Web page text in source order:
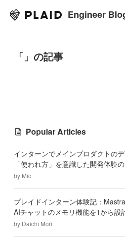
Engineer
「」の記事
Popular Articles
インターンでメインプロダクトの
「使われ方」を意識した開発体験
by Mio
プレイドインターン体験記：
AIチャットのメモリ機能を1から設
by Daichi Mori